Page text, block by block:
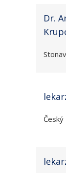
Dr.
Český